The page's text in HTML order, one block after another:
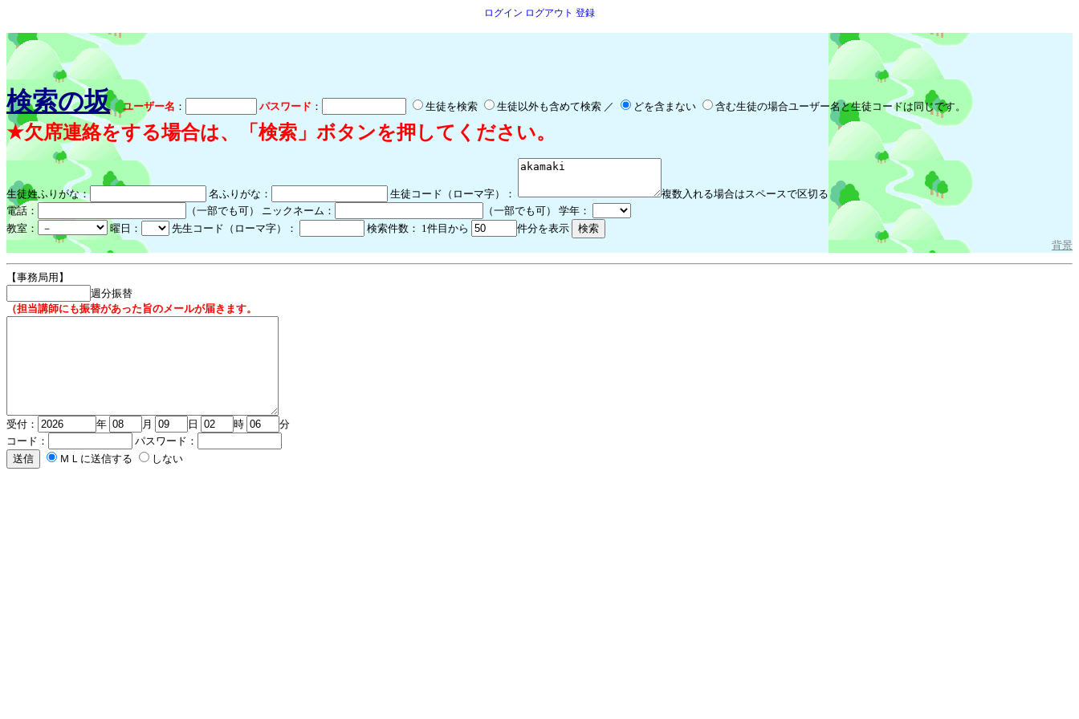
ログイン ログアウト 登録
検索の坂 ユーザー名 ： パスワード ： 生徒を検索 生徒以外も含めて検索 ／ どを含まない 含む生徒の場合ユーザー名と生徒コードは同じです。
★欠席連絡をする場合は、「検索」ボタンを押してください。
生徒姓ふりがな： 名ふりがな： 生徒コード（ローマ字）：
複数入れる場合はスペースで区切る
電話：
（一部でも可） ニックネーム：
（一部でも可） 学年：
教室：
曜日： 先生コード（ローマ字）： 検索件数： 1件目から
件分を表示
背景
【事務局用】
週分振替
（担当講師にも振替があった旨のメールが届きます。
受付： 年 月 日 時
分
コード：
パスワード：
ＭＬに送信する
しない